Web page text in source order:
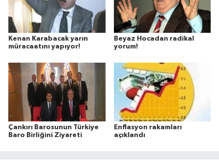
Kenan Karabacak yarın
müracaatını yapıyor!
Beyaz Hocadan radikal
yorum!
Çankırı Barosunun Türkiye
Baro Birliğini Ziyareti
Enflasyon rakamları
açıklandı